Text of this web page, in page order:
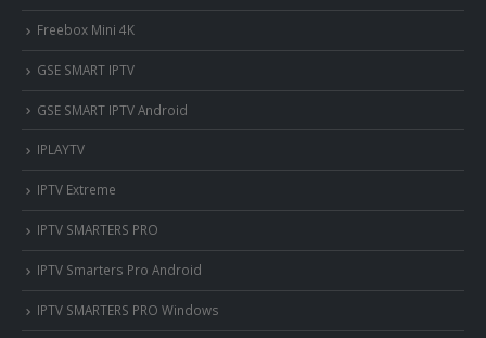
Freebox Mini 4K
‎GSE SMART IPTV
GSE SMART IPTV Android
IPLAYTV
IPTV Extreme
IPTV SMARTERS PRO
IPTV Smarters Pro Android
IPTV SMARTERS PRO Windows